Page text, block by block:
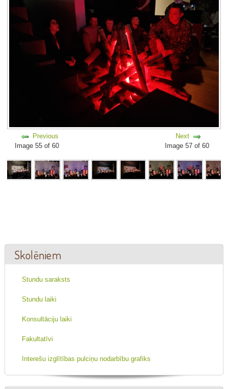
Previous
Image 55 of 60
Next
Image 57 of 60
Skolēniem
Stundu saraksts
Stundu laiki
Konsultāciju laiki
Fakultatīvi
Interešu izglītības pulciņu nodarbību grafiks